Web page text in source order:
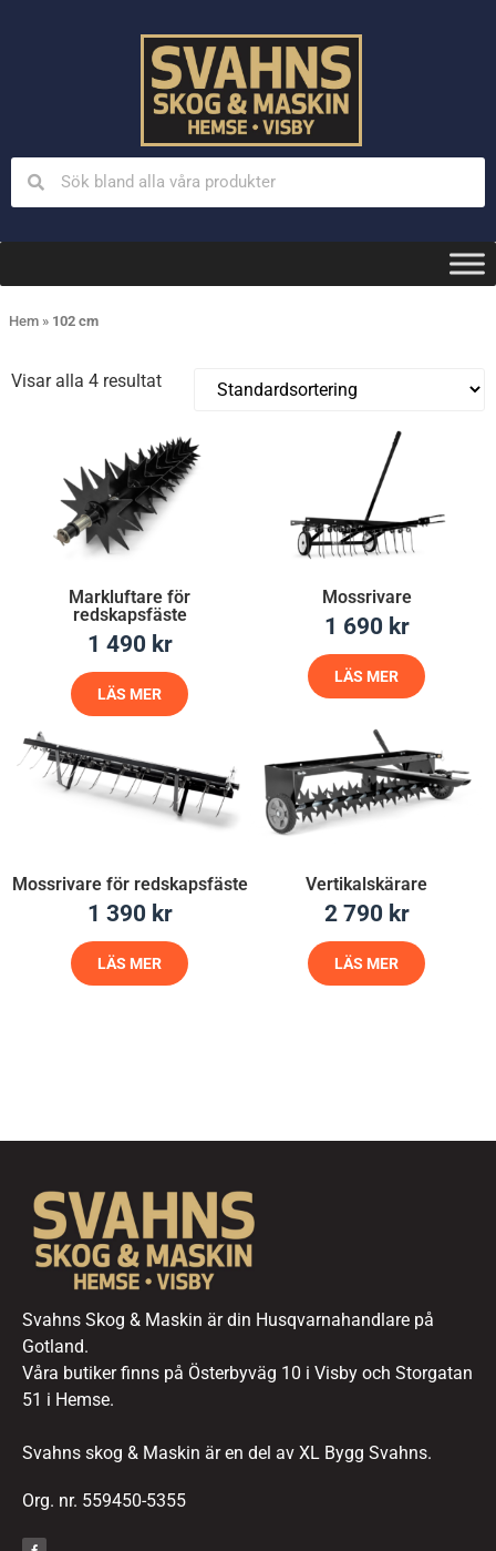
Hem » 102 cm
Visar alla 4 resultat
Markluftare för
redskapsfäste
1 490 kr
LÄS MER
Mossrivare
1 690 kr
LÄS MER
Mossrivare för redskapsfäste
1 390 kr
LÄS MER
Vertikalskärare
2 790 kr
LÄS MER
Svahns Skog & Maskin är din Husqvarnahandlare på
Gotland.
Våra butiker finns på Österbyväg 10 i Visby och Storgatan
51 i Hemse.
Svahns skog & Maskin är en del av XL Bygg Svahns.
Org. nr. 559450-5355